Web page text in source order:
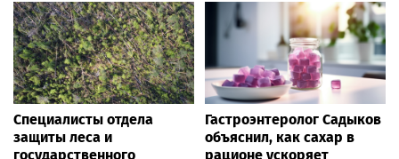
Специалисты отдела
защиты леса и
государственного
Гастроэнтеролог Садыков
объяснил, как сахар в
рационе ускоряет